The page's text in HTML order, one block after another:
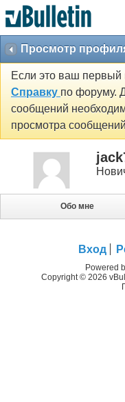
Просмотр
Если это ваш первый
Справку по форуму.
сообщений
просмотра
Обо мне
Вход
Powered
Copyright © 2026